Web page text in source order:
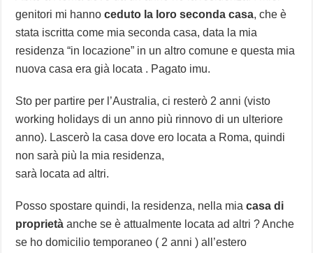
genitori mi hannoceduto la loro seconda casa, che è
stata iscritta come mia seconda casa, data la mia
residenza “in locazione” in un altro comune e questa mia
nuova casa era già locata . Pagato imu.
Sto per partire per l’Australia, ci resterò 2 anni (visto
working holidays di un anno più rinnovo di un ulteriore
anno). Lascerò la casa dove ero locata a Roma, quindi
non sarà più la mia residenza,
sarà locata ad altri.
Posso spostare quindi, la residenza, nella miacasa di
proprietà anche se è attualmente locata ad altri ? Anche
se ho domicilio temporaneo ( 2 anni ) all’estero